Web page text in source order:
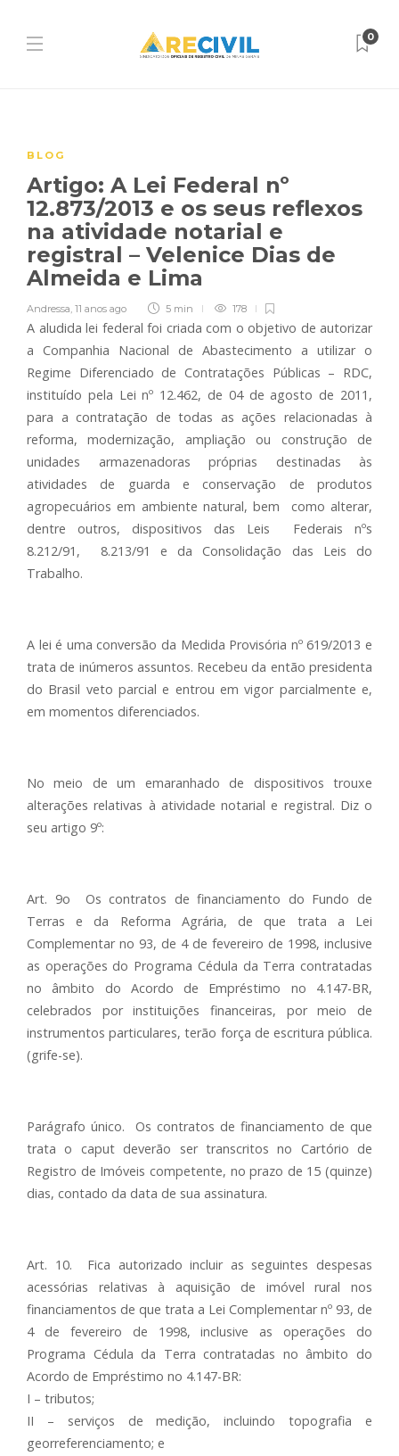
0
BLOG
Artigo: A Lei Federal nº
12.873/2013 e os seus reflexos
na atividade notarial e
registral – Velenice Dias de
Almeida e Lima
Andressa, 11 anos ago 5 min 178
A aludida lei federal foi criada com o objetivo de autorizar
a Companhia Nacional de Abastecimento a utilizar o
Regime Diferenciado de Contratações Públicas – RDC,
instituído pela Lei nº 12.462, de 04 de agosto de 2011,
para a contratação de todas as ações relacionadas à
reforma, modernização, ampliação ou construção de
unidades armazenadoras próprias destinadas às
atividades de guarda e conservação de produtos
agropecuários em ambiente natural, bem como alterar,
dentre outros, dispositivos das Leis Federais nºs
8.212/91, 8.213/91 e da Consolidação das Leis do
Trabalho.
A lei é uma conversão da Medida Provisória nº 619/2013 e
trata de inúmeros assuntos. Recebeu da então presidenta
do Brasil veto parcial e entrou em vigor parcialmente e,
em momentos diferenciados.
No meio de um emaranhado de dispositivos trouxe
alterações relativas à atividade notarial e registral. Diz o
seu artigo 9º:
Art. 9o Os contratos de financiamento do Fundo de
Terras e da Reforma Agrária, de que trata a Lei
Complementar no 93, de 4 de fevereiro de 1998, inclusive
as operações do Programa Cédula da Terra contratadas
no âmbito do Acordo de Empréstimo no 4.147-BR,
celebrados por instituições financeiras, por meio de
instrumentos particulares, terão força de escritura pública.
(grife-se).
Parágrafo único. Os contratos de financiamento de que
trata o caput deverão ser transcritos no Cartório de
Registro de Imóveis competente, no prazo de 15 (quinze)
dias, contado da data de sua assinatura.
Art. 10. Fica autorizado incluir as seguintes despesas
acessórias relativas à aquisição de imóvel rural nos
financiamentos de que trata a Lei Complementar nº 93, de
4 de fevereiro de 1998, inclusive as operações do
Programa Cédula da Terra contratadas no âmbito do
Acordo de Empréstimo no 4.147-BR:
I – tributos;
II – serviços de medição, incluindo topografia e
georreferenciamento; e